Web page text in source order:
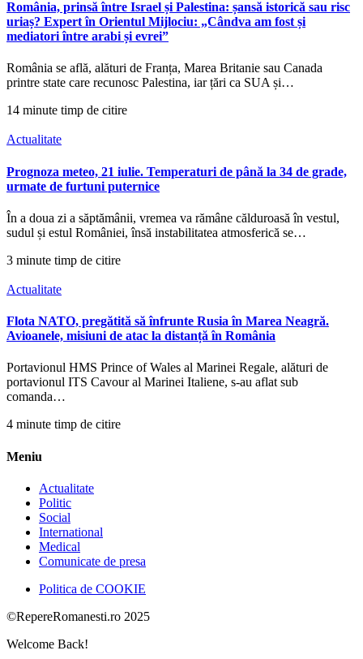
România, prinsă între Israel și Palestina: șansă istorică sau risc
uriaș? Expert în Orientul Mijlociu: „Cândva am fost și
mediatori între arabi și evrei”
România se află, alături de Franța, Marea Britanie sau Canada
printre state care recunosc Palestina, iar țări ca SUA și…
14 minute timp de citire
Actualitate
Prognoza meteo, 21 iulie. Temperaturi de până la 34 de grade,
urmate de furtuni puternice
În a doua zi a săptămânii, vremea va rămâne călduroasă în vestul,
sudul și estul României, însă instabilitatea atmosferică se…
3 minute timp de citire
Actualitate
Flota NATO, pregătită să înfrunte Rusia în Marea Neagră.
Avioanele, misiuni de atac la distanță în România
Portavionul HMS Prince of Wales al Marinei Regale, alături de
portavionul ITS Cavour al Marinei Italiene, s-au aflat sub
comanda…
4 minute timp de citire
Meniu
Actualitate
Politic
Social
International
Medical
Comunicate de presa
Politica de COOKIE
©RepereRomanesti.ro 2025
Welcome Back!